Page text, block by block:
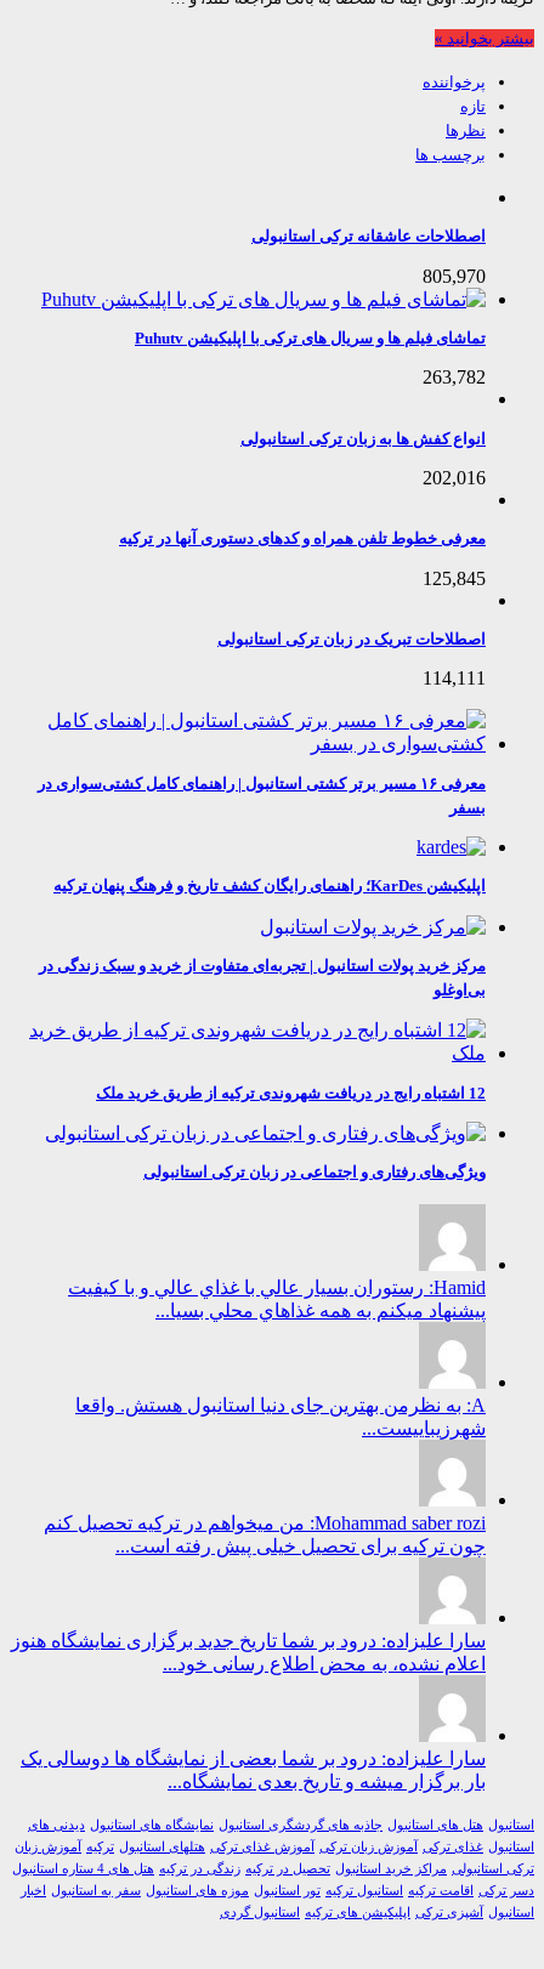
بخوانید »
پرخواننده
تازه
نظرها
برچسب ها
اصطلاحات عاشقانه ترکی استانبولی
805,970
تماشای فیلم ها و سریال های ترکی با اپلیکیشن Puhutv
263,782
انواع کفش ها به زبان ترکی استانبولی
202,016
معرفی خطوط تلفن همراه و کدهای دستوری آنها در ترکیه
125,845
اصطلاحات تبریک در زبان ترکی استانبولی
114,111
معرفی ۱۶ مسیر برتر کشتی استانبول | راهنمای کامل کشتی‌سواری در
اپلیکیشن KarDes؛ راهنمای رایگان کشف تاریخ و فرهنگ پنهان ترکیه
مرکز خرید پولات استانبول | تجربه‌ای متفاوت از خرید و سبک زندگی در
بی‌اوغلو
ویژگی‌های رفتاری و اجتماعی در زبان ترکی استانبولی
Hamid: رستوران بسيار عالي با غذاي عالي و با كيفيت
پيشنهاد ميكنم به همه غذاهاي محلي بسيا...
A: به نظرمن بهترین جای دنیا استانبول هستش. واقعا
شهرزیباییست...
Mohammad saber rozi: من میخواهم در ترکیه تحصیل کنم
چون ترکیه برای تحصیل خیلی پیش رفته است...
سارا علیزاده: درود بر شما تاریخ جدید برگزاری نمایشگاه هنوز
اعلام نشده، به محض اطلاع رسانی خود...
سارا علیزاده: درود بر شما بعضی از نمایشگاه ها دوسالی یک
بار برگزار میشه و تاریخ بعدی نمایشگاه...
هتل های استانبول جاذبه های گردشگری استانبول نمایشگاه های استانبول دیدنی های
غذای ترکی آموزش زبان ترکی آموزش غذای ترکی هتلهای استانبول ترکیه آموزش زبان
مراکز خرید استانبول تحصیل در ترکیه زندگی در ترکیه
هتل های 4 ستاره استانبول
اقامت ترکیه استانبول ترکیه تور استانبول موزه های استانبول سفر به استانبول اخبار
آشپزی ترکی اپلیکیشن های ترکیه استانبول گردی